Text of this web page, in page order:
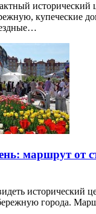
исторический
купеческие
маршрут от
исторический
города.